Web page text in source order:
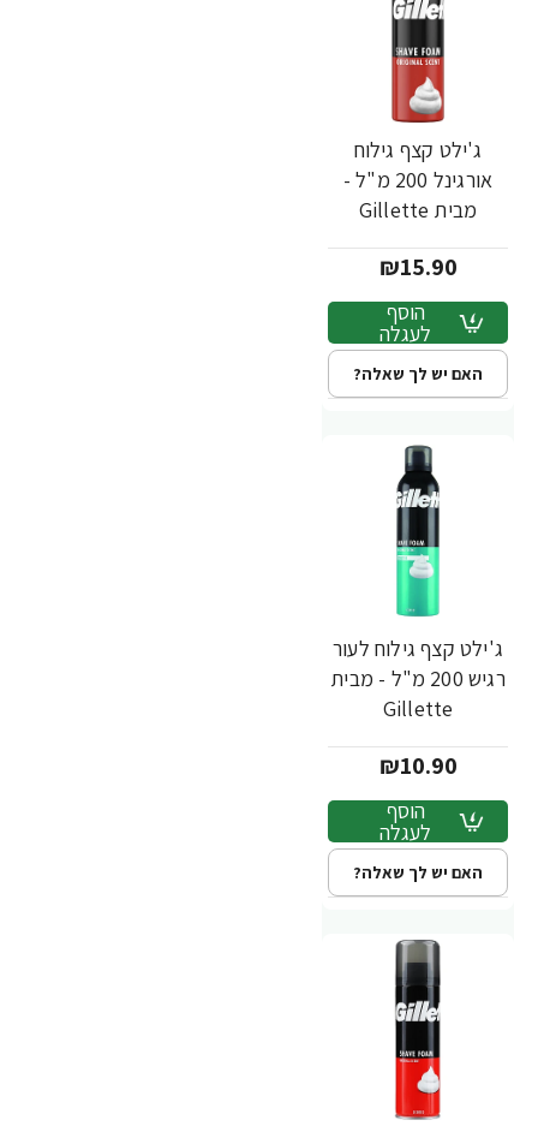
ג'ילט קצף גילוח
אורגינל 200 מ"ל -
מבית Gillette
₪15.90
הוסף
לעגלה
האם יש לך שאלה?
ג'ילט קצף גילוח לעור
רגיש 200 מ"ל - מבית
Gillette
₪10.90
הוסף
לעגלה
האם יש לך שאלה?